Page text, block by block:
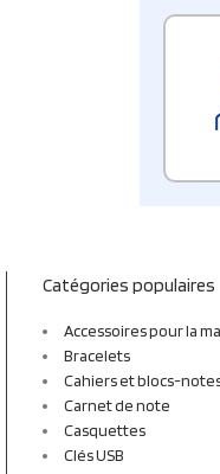
Catégories populaires
Accessoires pour la
Bracelets
Cahiers et blocs-
Carnet de note
Casquettes
Clés USB